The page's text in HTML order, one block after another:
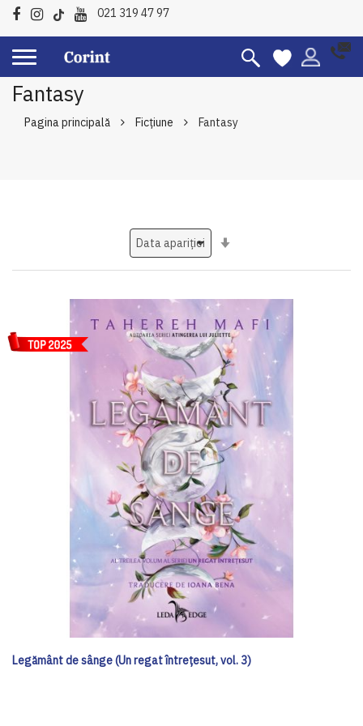
021 319 47 97
Fantasy
Pagina principală Ficțiune Fantasy
Legământ de sânge (Un regat întrețesut, vol. 3)